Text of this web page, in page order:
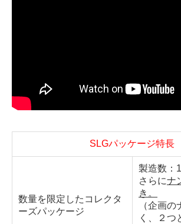
SLGパッケージ特長
数量を限定したコレクタ
ーズパッケージ
製造数：
さらにナ
き。
（企画
く、２つ